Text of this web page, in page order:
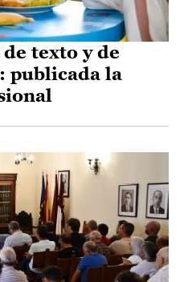
texto y de
publicada la